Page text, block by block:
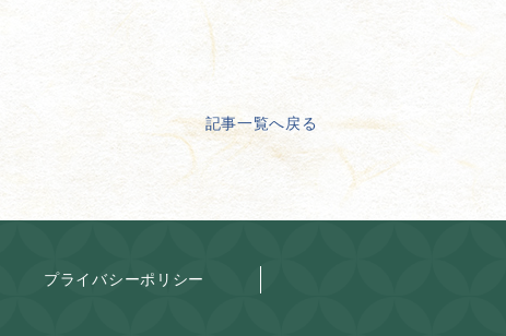
記事一覧へ戻る
プライバシーポリシー